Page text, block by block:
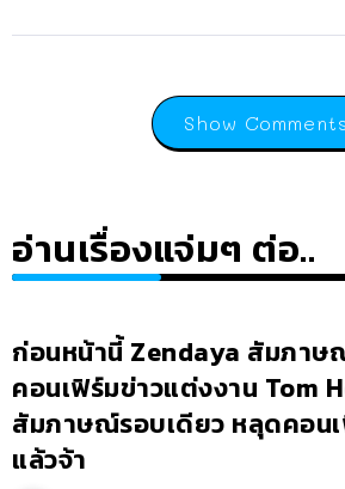
Show Comments
อ่านเรื่องแจ่มๆ ต่อ..
ก่อนหน้านี้ Zendaya สัมภาษ
คอนเฟิร์มข่าวแต่งงาน Tom
สัมภาษณ์รอบเดียว หลุดคอน
แล้วจ้า